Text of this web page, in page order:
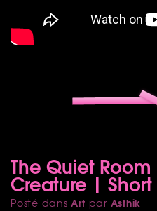
The Quiet
Creature | Short
Posté dansArt par Asthik